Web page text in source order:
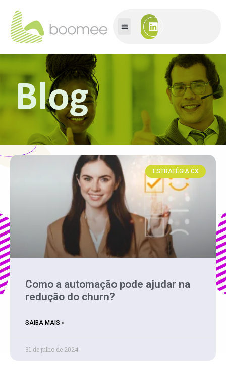
Blog
ESTRATÉGIA CX
Como a automação pode ajudar na
redução do churn?
SAIBA MAIS »
31 de julho de 2024